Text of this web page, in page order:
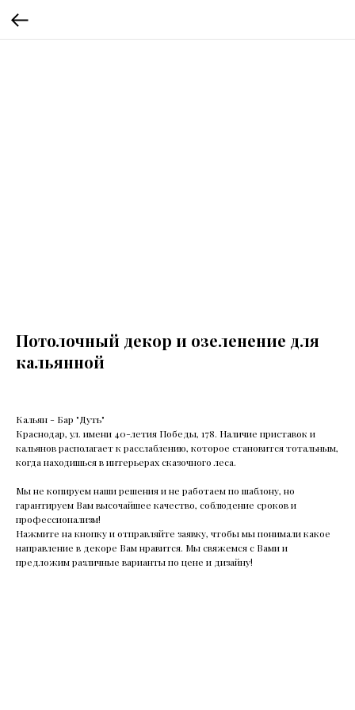
Потолочный декор и озеленение для
кальянной
Кальян - Бар "Дуть"
Краснодар, ул. имени 40-летия Победы, 178. Наличие приставок и
кальянов располагает к расслаблению, которое становится тотальным,
когда находишься в интерьерах сказочного леса.
Мы не копируем наши решения и не работаем по шаблону, но
гарантируем Вам высочайшее качество, соблюдение сроков и
профессионализм!
Нажмите на кнопку и отправляйте заявку, чтобы мы понимали какое
направление в декоре Вам нравится. Мы свяжемся с Вами и
предложим различные варианты по цене и дизайну!